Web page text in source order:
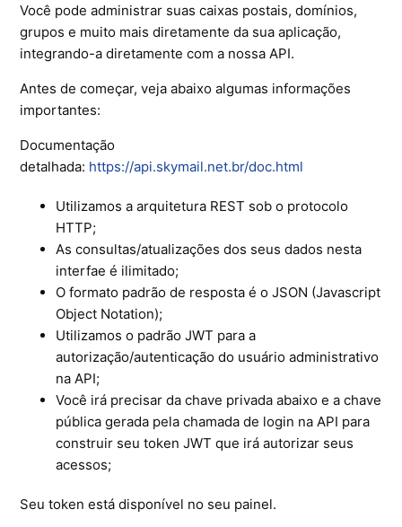
Backup
Skybox
Citrix XenServer Agent
Microsoft 365
Segurança
Skymail Talk
Interno - Cloud Interno
Interno - CloudStack
Interno - Procedimentos Internos
Interno - Skybox
Você pode administrar suas caixas postais, domínios,
grupos e muito mais diretamente da sua aplicação,
integrando-a diretamente com a nossa API.
Antes de começar, veja abaixo algumas informações
importantes:
Documentação
detalhada: https://api.skymail.net.br/doc.html
Utilizamos a arquitetura REST sob o protocolo
HTTP;
As consultas/atualizações dos seus dados nesta
interfae é ilimitado;
O formato padrão de resposta é o JSON (Javascript
Object Notation);
Utilizamos o padrão JWT para a
autorização/autenticação do usuário administrativo
na API;
Você irá precisar da chave privada abaixo e a chave
pública gerada pela chamada de login na API para
construir seu token JWT que irá autorizar seus
acessos;
Seu token está disponível no seu painel.